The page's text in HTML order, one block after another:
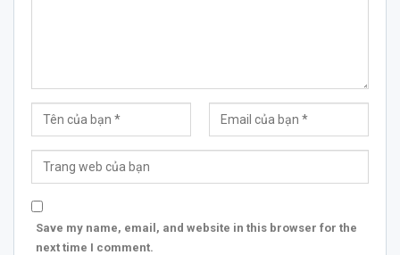
Save my name, email, and website in this browser for the
next time I comment.